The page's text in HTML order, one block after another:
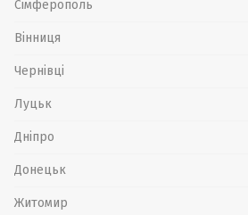
Сімферополь
Вінниця
Чернівці
Луцьк
Дніпро
Донецьк
Житомир